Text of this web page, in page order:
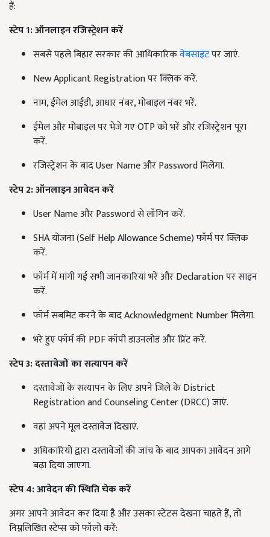
हैं:
स्टेप 1:ऑनलाइन रजिस्ट्रेशन करें
सबसे पहले बिहार सरकार की आधिकारिकवेबसाइटपर जाएं.
New Applicant Registration पर क्लिक करें.
नाम, ईमेल आईडी, आधार नंबर, मोबाइल नंबर भरें.
ईमेल और मोबाइल पर भेजे गए OTP को भरें और रजिस्ट्रेशन पूरा
करें.
रजिस्ट्रेशन के बाद User Name और Password मिलेगा.
स्टेप 2:ऑनलाइन आवेदन करें
User Name और Password से लॉगिन करें.
SHA योजना (Self Help Allowance Scheme) फॉर्म पर क्लिक
करें.
फॉर्म में मांगी गई सभी जानकारियां भरें और Declaration पर साइन
करें.
फॉर्म सबमिट करने के बाद Acknowledgment Number मिलेगा.
भरे हुए फॉर्म की PDF कॉपी डाउनलोड और प्रिंट करें.
स्टेप 3:दस्तावेजों का सत्यापन करें
दस्तावेजों के सत्यापन के लिए अपने जिले के District
Registration and Counseling Center (DRCC) जाएं.
वहां अपने मूल दस्तावेज दिखाएं.
अधिकारियों द्वारा दस्तावेजों की जांच के बाद आपका आवेदन आगे
बढ़ा दिया जाएगा.
स्टेप 4: आवेदन की स्थिति चेक करें
अगर आपने आवेदन कर दिया है और उसका स्टेटस देखना चाहते हैं, तो
निम्नलिखित स्टेप्स को फॉलो करें: